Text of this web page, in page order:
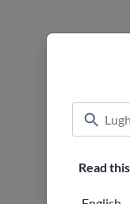
Read